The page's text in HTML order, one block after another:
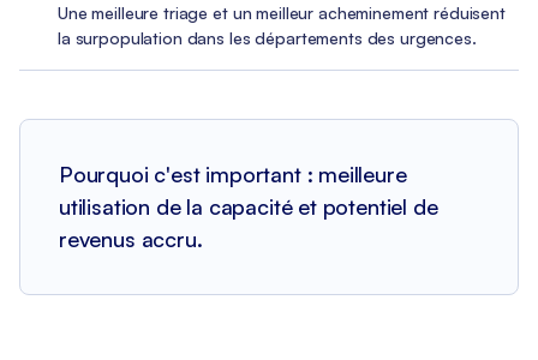
Une meilleure triage et un meilleur acheminement réduisent
la surpopulation dans les départements des urgences.
Pourquoi c'est important : meilleure
utilisation de la capacité et potentiel de
revenus accru.